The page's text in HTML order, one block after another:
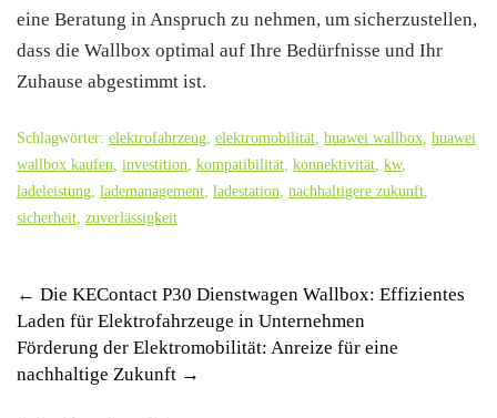
eine Beratung in Anspruch zu nehmen, um sicherzustellen,
dass die Wallbox optimal auf Ihre Bedürfnisse und Ihr
Zuhause abgestimmt ist.
Schlagwörter: elektrofahrzeug elektromobilität huawei wallbox huawei
wallbox kaufen investition kompatibilität konnektivität kw,
ladeleistung lademanagement ladestation nachhaltigere zukunft
sicherheit zuverlässigkeit
Post
navigation
← Die KEContact P30 Dienstwagen Wallbox: Effizientes
Laden für Elektrofahrzeuge in Unternehmen
Förderung der Elektromobilität: Anreize für eine
nachhaltige Zukunft →